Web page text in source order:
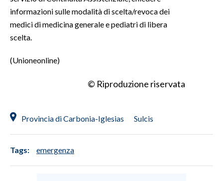
informazioni sulle modalità di scelta/revoca dei
medici di medicina generale e pediatri di libera
scelta.
(Unioneonline)
© Riproduzione riservata
Provincia di Carbonia-Iglesias Sulcis
Tags: emergenza